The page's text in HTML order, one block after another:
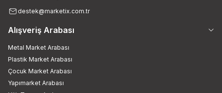
destek@marketix.com.tr
Alışveriş Arabası
Metal Market Arabası
Plastik Market Arabası
Çocuk Market Arabası
Yapımarket Arabası